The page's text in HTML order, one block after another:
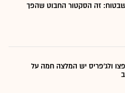
זה הסקטור החבוט שהפך
ולג'פריס יש המלצה חמה על